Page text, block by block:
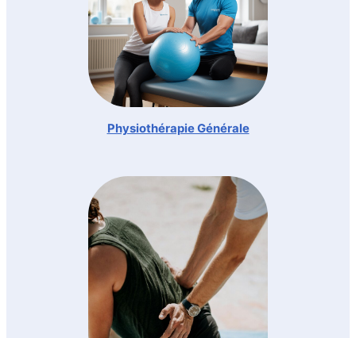
Physiothérapie Générale